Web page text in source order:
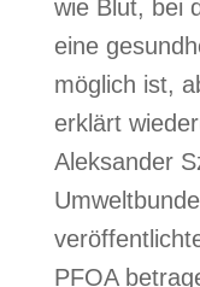
wie Blut, bei
eine
möglich ist,
erklärt
Aleksander
PFOA